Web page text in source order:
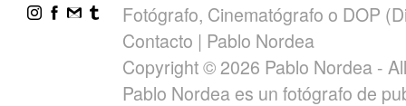
Fotógrafo, Cinematógrafo o DOP
Contacto | Pablo Nordea
Copyright © 2026 Pablo Nordea -
Pablo Nordea es un fotógrafo de